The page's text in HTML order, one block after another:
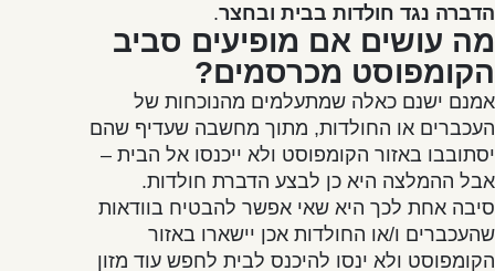
הדברה נגד חולדות בבית ובחצר.
מה עושים אם מופיעים סביב
הקומפוסט מכרסמים?
אמנם ישנם כאלה שמתעלמים מהנוכחות של
העכברים או החולדות, מתוך מחשבה שעדיף שהם
יסתובבו באזור הקומפוסט ולא ייכנסו אל הבית –
אבל ההמלצה היא כן לבצע הדברת חולדות.
סיבה אחת לכך היא שאי אפשר להבטיח בוודאות
שהעכברים ו/או החולדות אכן יישארו באזור
הקומפוסט ולא ינסו להיכנס לבית לחפש עוד מזון